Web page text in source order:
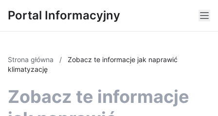
Portal Informacyjny
Strona główna /
Zobacz te informacje jak naprawić
klimatyzację
Zobacz te informacje